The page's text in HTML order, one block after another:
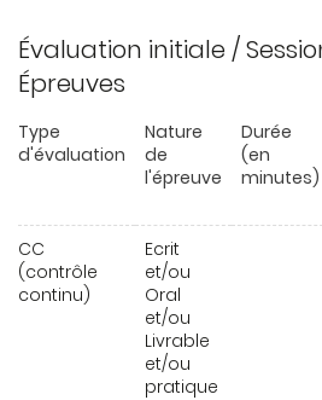
Évaluation initiale /
Épreuves
Type
d'évaluation
Nature
de
l'épreuve
Durée
(en
minutes)
CC
(contrôle
continu)
Ecrit
et/ou
Oral
et/ou
Livrable
et/ou
pratique